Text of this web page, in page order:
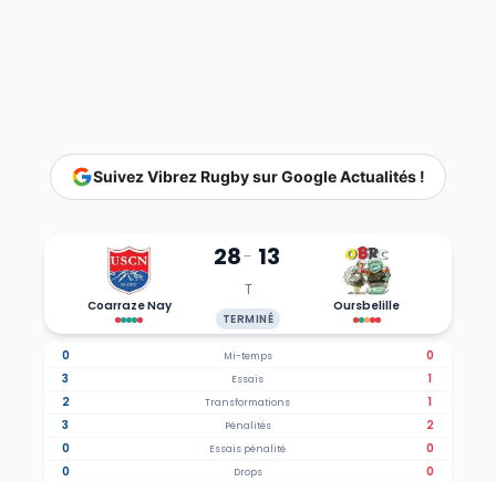
Suivez Vibrez Rugby sur Google Actualités !
Coarraze Nay
28- 13
T
TERMINÉ
Oursbelille
0 Mi-temps
0
3
Essais
1
2
Transformations
1
3
Pénalités
2
0
Essais pénalité
0
0
Drops
0